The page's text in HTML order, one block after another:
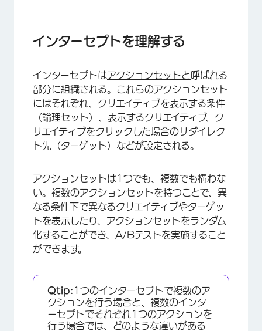
×
インターセプトを理解する
インターセプトはアクションセットと 呼ばれる
部分に組織される。これらのアクションセット
にはそれぞれ、クリエイティブを表示する条件
（論理セット）、表示するクリエイティブ、ク
リエイティブをクリックした場合のリダイレク
ト先（ターゲット）などが設定される。
アクションセットは1つでも、複数でも構わな
い。 複数のアクションセットを持つことで、異
なる条件下で異なるクリエイティブやターゲッ
トを表示したり、 アクションセットをランダム
化することができ、A/Bテストを実施すること
ができます。
Qtip: 1つのインターセプトで複数のア
クションを行う場合と、複数のインタ
ーセプトでそれぞれ1つのアクションを
行う場合では、どのような違いがある